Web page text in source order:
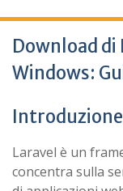
Download di
Windows:
Laravel è un
concentra sulla